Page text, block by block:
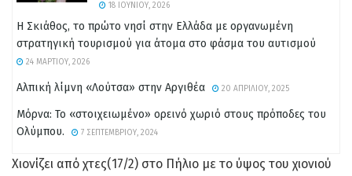
18 ΙΟΥΝΊΟΥ, 2026
Η Σκιάθος, το πρώτο νησί στην Ελλάδα με οργανωμένη
στρατηγική τουρισμού για άτομα στο φάσμα του αυτισμού
24 ΜΑΡΤΊΟΥ, 2026
Αλπική λίμνη «Λούτσα» στην Αργιθέα 20 ΑΠΡΙΛΊΟΥ, 2025
Μόρνα: Το «στοιχειωμένο» ορεινό χωριό στους πρόποδες του
Ολύμπου.
7 ΣΕΠΤΕΜΒΡΊΟΥ, 2024
Χιονίζει από χτες(17/2) στο Πήλιο με το ύψος του χιονιού